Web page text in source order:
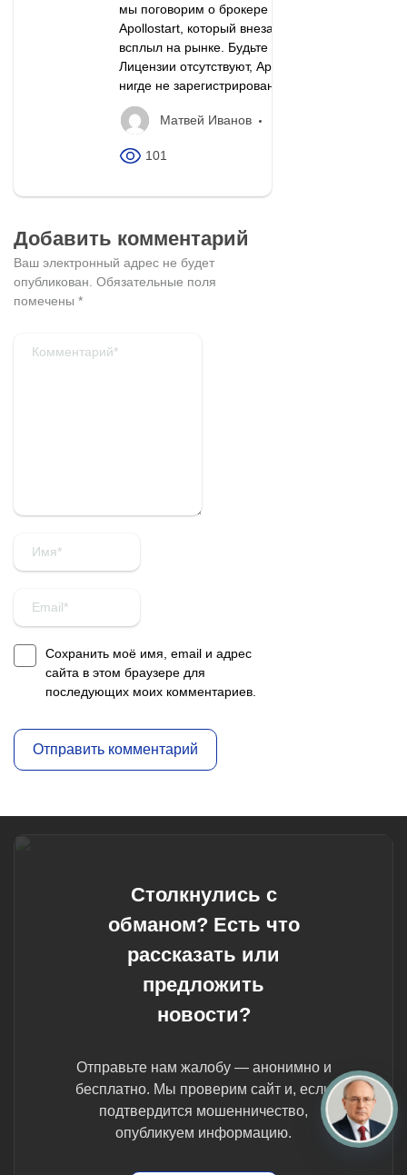
мы поговорим о брокере
Apollostart, который внезапно
всплыл на рынке. Будьте начеку!
Лицензии отсутствуют, Apollostart
нигде не зарегистрирована Нет...
Матвей Иванов
101
Добавить комментарий
Ваш электронный адрес не будет
опубликован. Обязательные поля
помечены *
Сохранить моё имя, email и адрес
сайта в этом браузере для
последующих моих комментариев.
Столкнулись с
обманом? Есть что
рассказать или
предложить
новости?
Отправьте нам жалобу — анонимно и
бесплатно. Мы проверим сайт и, если
подтвердится мошенничество,
опубликуем информацию.